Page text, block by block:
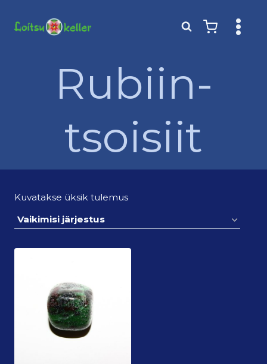
Rubiin-
tsoisiit
Kuvatakse üksik tulemus